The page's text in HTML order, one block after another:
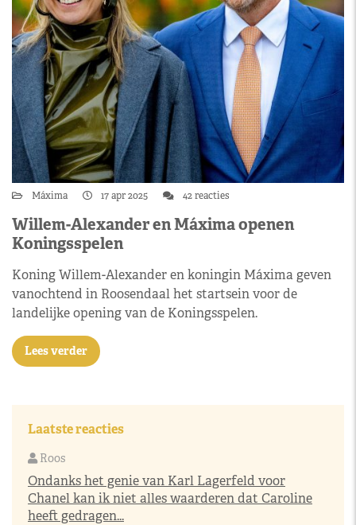
Máxima 17 apr 2025 42 reacties
Willem-Alexander en Máxima openen
Koningsspelen
Koning Willem-Alexander en koningin Máxima geven
vanochtend in Roosendaal het startsein voor de
landelijke opening van de Koningsspelen.
Lees verder
Laatste reacties
Roos
Ondanks het genie van Karl Lagerfeld voor
Chanel kan ik niet alles waarderen dat Caroline
heeft gedragen...